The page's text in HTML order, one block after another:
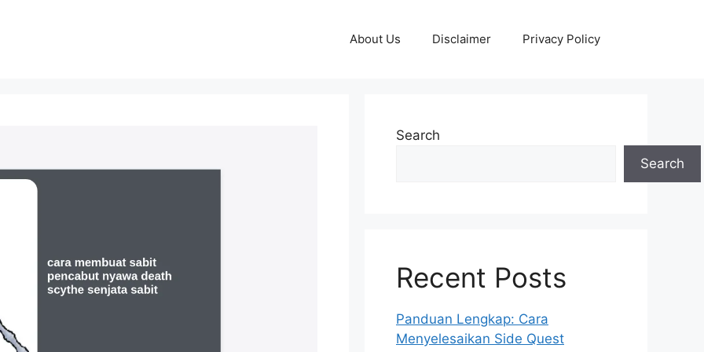
About Us Disclaimer Privacy Policy
Search
Search
Recent Posts
Panduan Lengkap: Cara
Menyelesaikan Side Quest